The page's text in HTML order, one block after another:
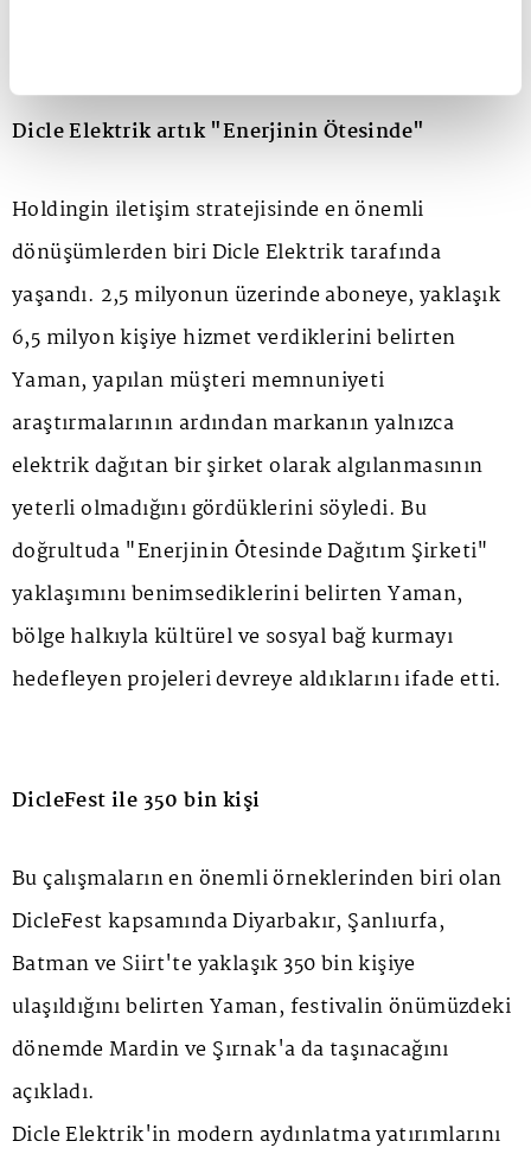
Dicle Elektrik artık "Enerjinin Ötesinde"
Holdingin iletişim stratejisinde en önemli
dönüşümlerden biri Dicle Elektrik tarafında
yaşandı. 2,5 milyonun üzerinde aboneye, yaklaşık
6,5 milyon kişiye hizmet verdiklerini belirten
Yaman, yapılan müşteri memnuniyeti
araştırmalarının ardından markanın yalnızca
elektrik dağıtan bir şirket olarak algılanmasının
yeterli olmadığını gördüklerini söyledi. Bu
doğrultuda "Enerjinin Ötesinde Dağıtım Şirketi"
yaklaşımını benimsediklerini belirten Yaman,
bölge halkıyla kültürel ve sosyal bağ kurmayı
hedefleyen projeleri devreye aldıklarını ifade etti.
DicleFest ile 350 bin kişi
Bu çalışmaların en önemli örneklerinden biri olan
DicleFest kapsamında Diyarbakır, Şanlıurfa,
Batman ve Siirt'te yaklaşık 350 bin kişiye
ulaşıldığını belirten Yaman, festivalin önümüzdeki
dönemde Mardin ve Şırnak'a da taşınacağını
açıkladı.
Dicle Elektrik'in modern aydınlatma yatırımlarını